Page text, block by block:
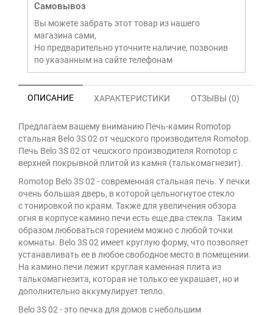
Самовывоз
Вы можете забрать этот товар из нашего
магазина сами,
Но предварительно уточните наличие, позвонив
по указанным на сайте телефонам
ОПИСАНИЕ ХАРАКТЕРИСТИКИ ОТЗЫВЫ (0)
Предлагаем вашему вниманию Печь-камин Romotop
стальная Belo 3S 02 от чешского производителя Romotop.
Печь Belo 3S 02 от чешского производителя Romotop с
верхней покрывной плитой из камня (талькомагнезит).
Romotop Belo 3S 02 - современная стальная печь. У печки
очень большая дверь, в которой цельногнутое стекло
с тонировкой по краям. Также для увеличения обзора
огня в корпусе камино печи есть еще два стекла. Таким
образом любоваться горением можно с любой точки
комнаты. Belo 3S 02 имеет круглую форму, что позволяет
устанавливать ее в любое свободное место в помещении.
На камино печи лежит круглая каменная плита из
талькомагнезита, которая не только ее украшает, но и
дополнительно аккумулирует тепло.
Belo 3S 02 - это печка для домов с небольшим